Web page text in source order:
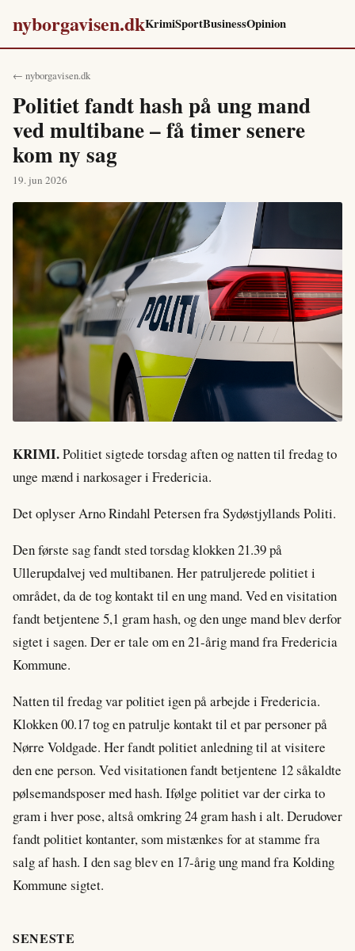
nyborgavisen.dkKrimiSportBusinessOpinion
← nyborgavisen.dk
Politiet fandt hash på ung mand
ved multibane – få timer senere
kom ny sag
19. jun 2026
KRIMI.Politiet sigtede torsdag aften og natten til fredag to
unge mænd i narkosager i Fredericia.
Det oplyser Arno Rindahl Petersen fra Sydøstjyllands Politi.
Den første sag fandt sted torsdag klokken 21.39 på
Ullerupdalvej ved multibanen. Her patruljerede politiet i
området, da de tog kontakt til en ung mand. Ved en visitation
fandt betjentene 5,1 gram hash, og den unge mand blev derfor
sigtet i sagen. Der er tale om en 21-årig mand fra Fredericia
Kommune.
Natten til fredag var politiet igen på arbejde i Fredericia.
Klokken 00.17 tog en patrulje kontakt til et par personer på
Nørre Voldgade. Her fandt politiet anledning til at visitere
den ene person. Ved visitationen fandt betjentene 12 såkaldte
pølsemandsposer med hash. Ifølge politiet var der cirka to
gram i hver pose, altså omkring 24 gram hash i alt. Derudover
fandt politiet kontanter, som mistænkes for at stamme fra
salg af hash. I den sag blev en 17-årig ung mand fra Kolding
Kommune sigtet.
SENESTE